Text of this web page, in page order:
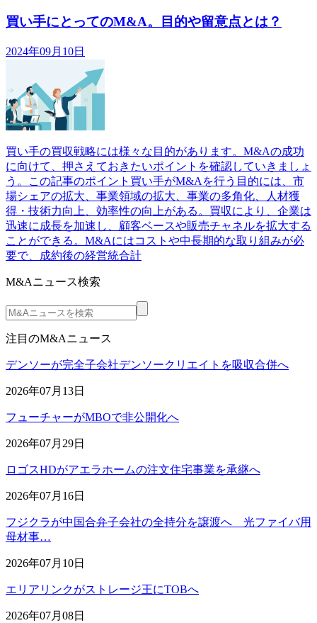
買い手にとってのM&A。目的や留意点とは？
2024年09月10日
買い手の買収戦略には様々な目的があります。M&Aの成功
に向けて、押さえておきたいポイントを確認していきましょ
う。この記事のポイント買い手がM&Aを行う目的には、市
場シェアの拡大、事業領域の拡大、事業の多角化、人材獲
得・技術力向上、効率性の向上がある。買収により、企業は
迅速に成長を加速し、顧客ベースや販売チャネルを拡大する
ことができる。M&Aにはコストや中長期的な取り組みが必
要で、成約後の経営統合計
M&Aニュース検索
注目のM&Aニュース
デンソーが完全子会社デンソークリエイトを吸収合併へ
2026年07月13日
フューチャーがMBOで非公開化へ
2026年07月29日
ロゴスHDがアエラホームの注文住宅事業を承継へ
2026年07月16日
フジクラが中国合弁子会社の全持分を譲渡へ 光ファイバ用
母材事…
2026年07月10日
エリアリンクがストレージ王にTOBへ
2026年07月08日